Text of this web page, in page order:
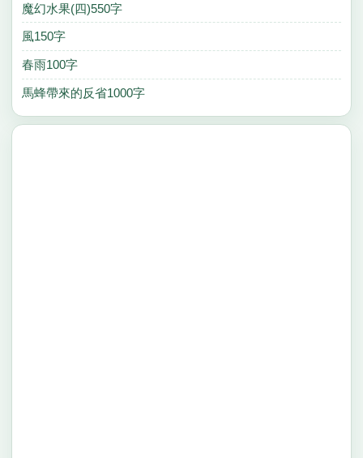
魔幻水果(四)550字
風150字
春雨100字
馬蜂帶來的反省1000字